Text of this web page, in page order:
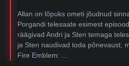
Allan on lõpuks ometi jõudnud
Porgandi telesaate esimest
räägivad Andri ja Sten temaga
ja Sten naudivad toda põnevaust,
Fire Emblem: …